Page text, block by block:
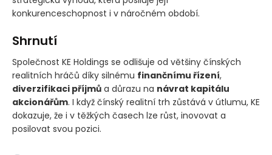
konkurenceschopnost i v náročném období.
Shrnutí
Společnost KE Holdings se odlišuje od většiny čínských
realitních hráčů díky silnému finančnímu řízení,
diverzifikaci příjmů a důrazu na návrat kapitálu
akcionářům. I když čínský realitní trh zůstává v útlumu, KE
dokazuje, že i v těžkých časech lze růst, inovovat a
posilovat svou pozici.